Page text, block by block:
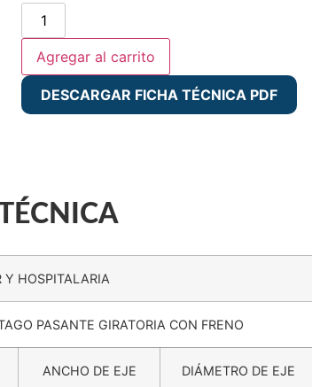
Agregar al carrito
DESCARGAR FICHA TÉCNICA PDF
Y HOSPITALARIA
PASANTE GIRATORIA CON FRENO
ANCHO DE EJE DIÁMETRO DE EJE